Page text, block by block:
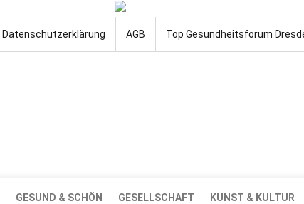
Datenschutzerklärung AGB Top Gesundheitsforum
GESUND & SCHÖN GESELLSCHAFT KUNST & KULTUR